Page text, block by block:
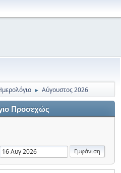
► Αύγουστος 2026
Προσεχώς